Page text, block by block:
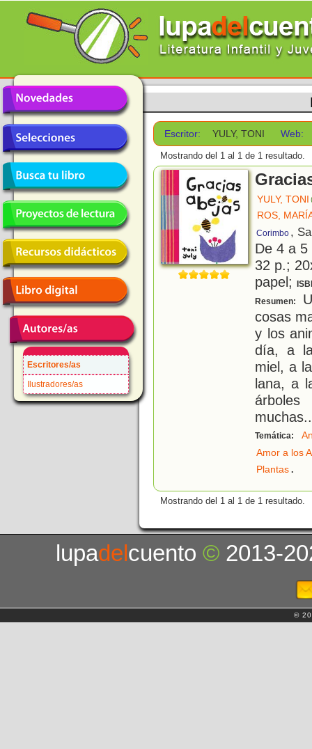
Escritores/as
Ilustradores/as
Escritor: YULY, TONI Web:
Mostrando del 1 al 1 de 1 resultado.
YULY, TONI
ROS,
Corimbo ,
De 4 a
32 p.;
papel;
Resumen:
cosas
y los
día, a
miel, a
lana, a
muchas
Temática:
Amor a los
Plantas.
Mostrando del 1 al 1 de 1 resultado.
lupadelcuento© 2013-
©